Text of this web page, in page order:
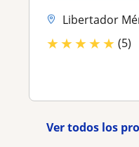
Libertador
★★★★★ (5)
Ver todos los